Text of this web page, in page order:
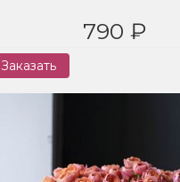
790 ₽
Заказать